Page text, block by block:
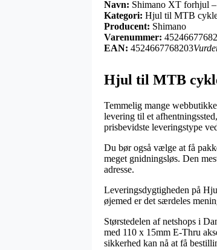
Navn: Shimano XT forhjul
Kategori: Hjul til MTB
Producent: Shimano
Varenummer:
EAN: 4524667768203
Hjul til MTB
Temmelig mange
levering til et
prisbevidste leveringstype
Du bør også vælge at få
meget gnidningsløs. Den
adresse.
Leveringsdygtigheden på
øjemed er det særdeles
Størstedelen af netshops i
med 110 x 15mm E-Thru
sikkerhed kan nå at få